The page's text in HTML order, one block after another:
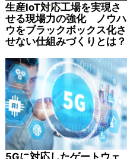
生産IoT対応工場を実現さ
せる現場力の強化 ノウハ
ウをブラックボックス化さ
せない仕組みづくりとは？